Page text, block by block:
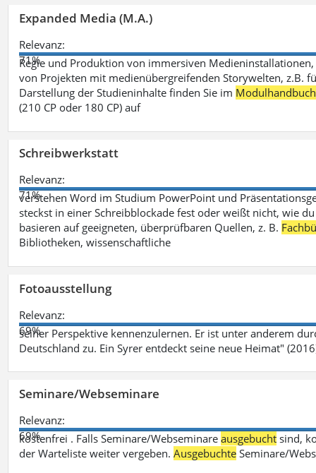
Expanded Media (M.A.)
Relevanz:
71%
Regie und Produktion von immersiven
von Projekten mit medienübergreifenden Storywelten, z.B.
Darstellung der Studieninhalte finden Sie im Modulhandbuch
(210 CP oder 180 CP) auf
Schreibwerkstatt
Relevanz:
71%
verstehen Word im Studium PowerPoint und
steckst in einer Schreibblockade fest oder weißt nicht, wie
basieren auf geeigneten, überprüfbaren Quellen, z. B.
Bibliotheken, wissenschaftliche
Fotoausstellung
Relevanz:
69%
seiner Perspektive kennenzulernen. Er ist unter anderem
Deutschland zu. Ein Syrer entdeckt seine neue Heimat"
Seminare/Webseminare
Relevanz:
69%
kostenfrei . Falls Seminare/Webseminareausgebucht sind,
der Warteliste weiter vergeben.Ausgebuchte Seminare/